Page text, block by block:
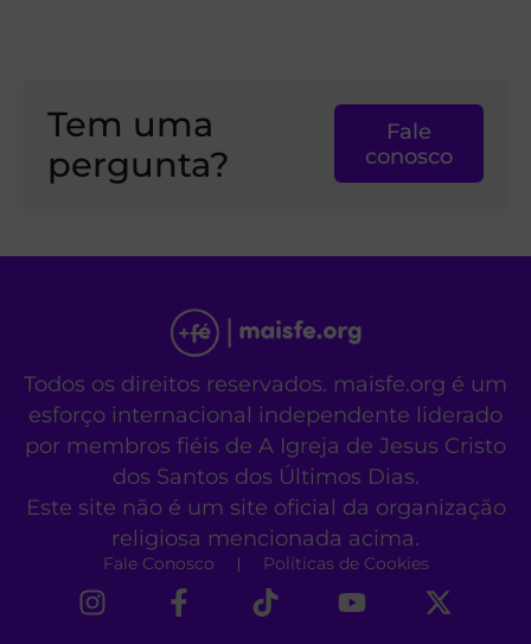
Tem uma
pergunta?
Fale
conosco
Todos os direitos reservados. maisfe.org é um
esforço internacional independente liderado
por membros fiéis de A Igreja de Jesus Cristo
dos Santos dos Últimos Dias.
Este site não é um site oficial da organização
religiosa mencionada acima.
Fale Conosco Políticas de Cookies